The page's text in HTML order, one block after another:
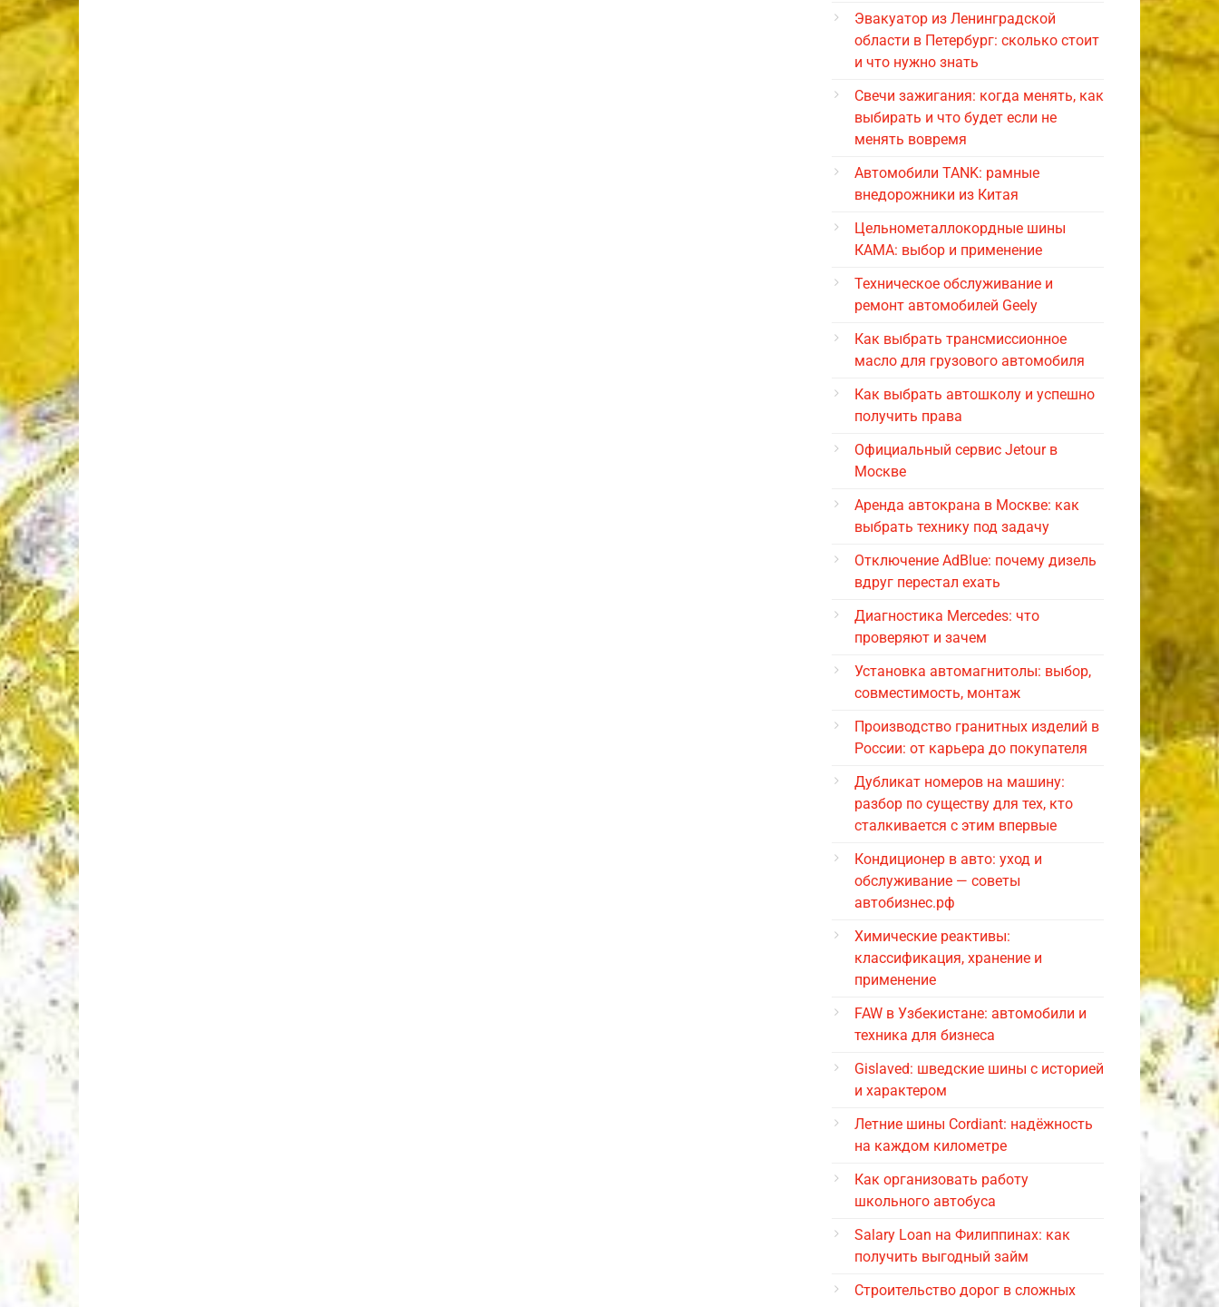
Эвакуатор из Ленинградской
области в Петербург: сколько стоит
и что нужно знать
Свечи зажигания: когда менять, как
выбирать и что будет если не
менять вовремя
Автомобили TANK: рамные
внедорожники из Китая
Цельнометаллокордные шины
КАМА: выбор и применение
Техническое обслуживание и
ремонт автомобилей Geely
Как выбрать трансмиссионное
масло для грузового автомобиля
Как выбрать автошколу и успешно
получить права
Официальный сервис Jetour в
Москве
Аренда автокрана в Москве: как
выбрать технику под задачу
Отключение AdBlue: почему дизель
вдруг перестал ехать
Диагностика Mercedes: что
проверяют и зачем
Установка автомагнитолы: выбор,
совместимость, монтаж
Производство гранитных изделий в
России: от карьера до покупателя
Дубликат номеров на машину:
разбор по существу для тех, кто
сталкивается с этим впервые
Кондиционер в авто: уход и
обслуживание — советы
автобизнес.рф
Химические реактивы:
классификация, хранение и
применение
FAW в Узбекистане: автомобили и
техника для бизнеса
Gislaved: шведские шины с историей
и характером
Летние шины Cordiant: надёжность
на каждом километре
Как организовать работу
школьного автобуса
Salary Loan на Филиппинах: как
получить выгодный займ
Строительство дорог в сложных